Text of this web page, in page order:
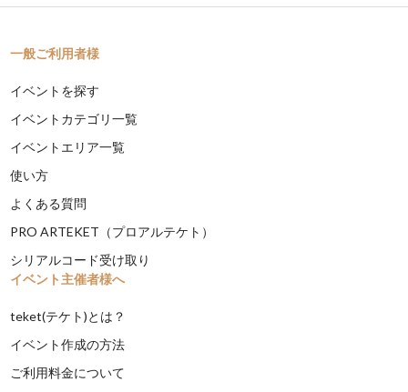
一般ご利用者様
イベントを探す
イベントカテゴリ一覧
イベントエリア一覧
使い方
よくある質問
PRO ARTEKET（プロアルテケト）
シリアルコード受け取り
イベント主催者様へ
teket(テケト)とは？
イベント作成の方法
ご利用料金について